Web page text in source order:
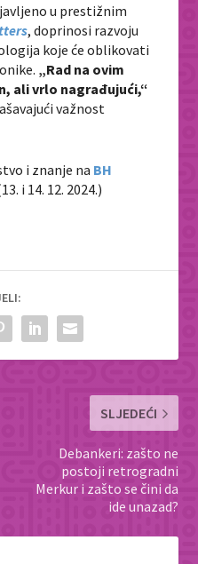
u prestižnim
, doprinosi razvoju
koje će oblikovati
„Rad na ovim
ali vrlo nagrađujući,“
važnost
i znanje na BH
i 14. 12. 2024.)
SLJEDEĆI
Debankeri: zašto ne
postoji retrogradni
Merkur i zašto se čini da
ide unazad?